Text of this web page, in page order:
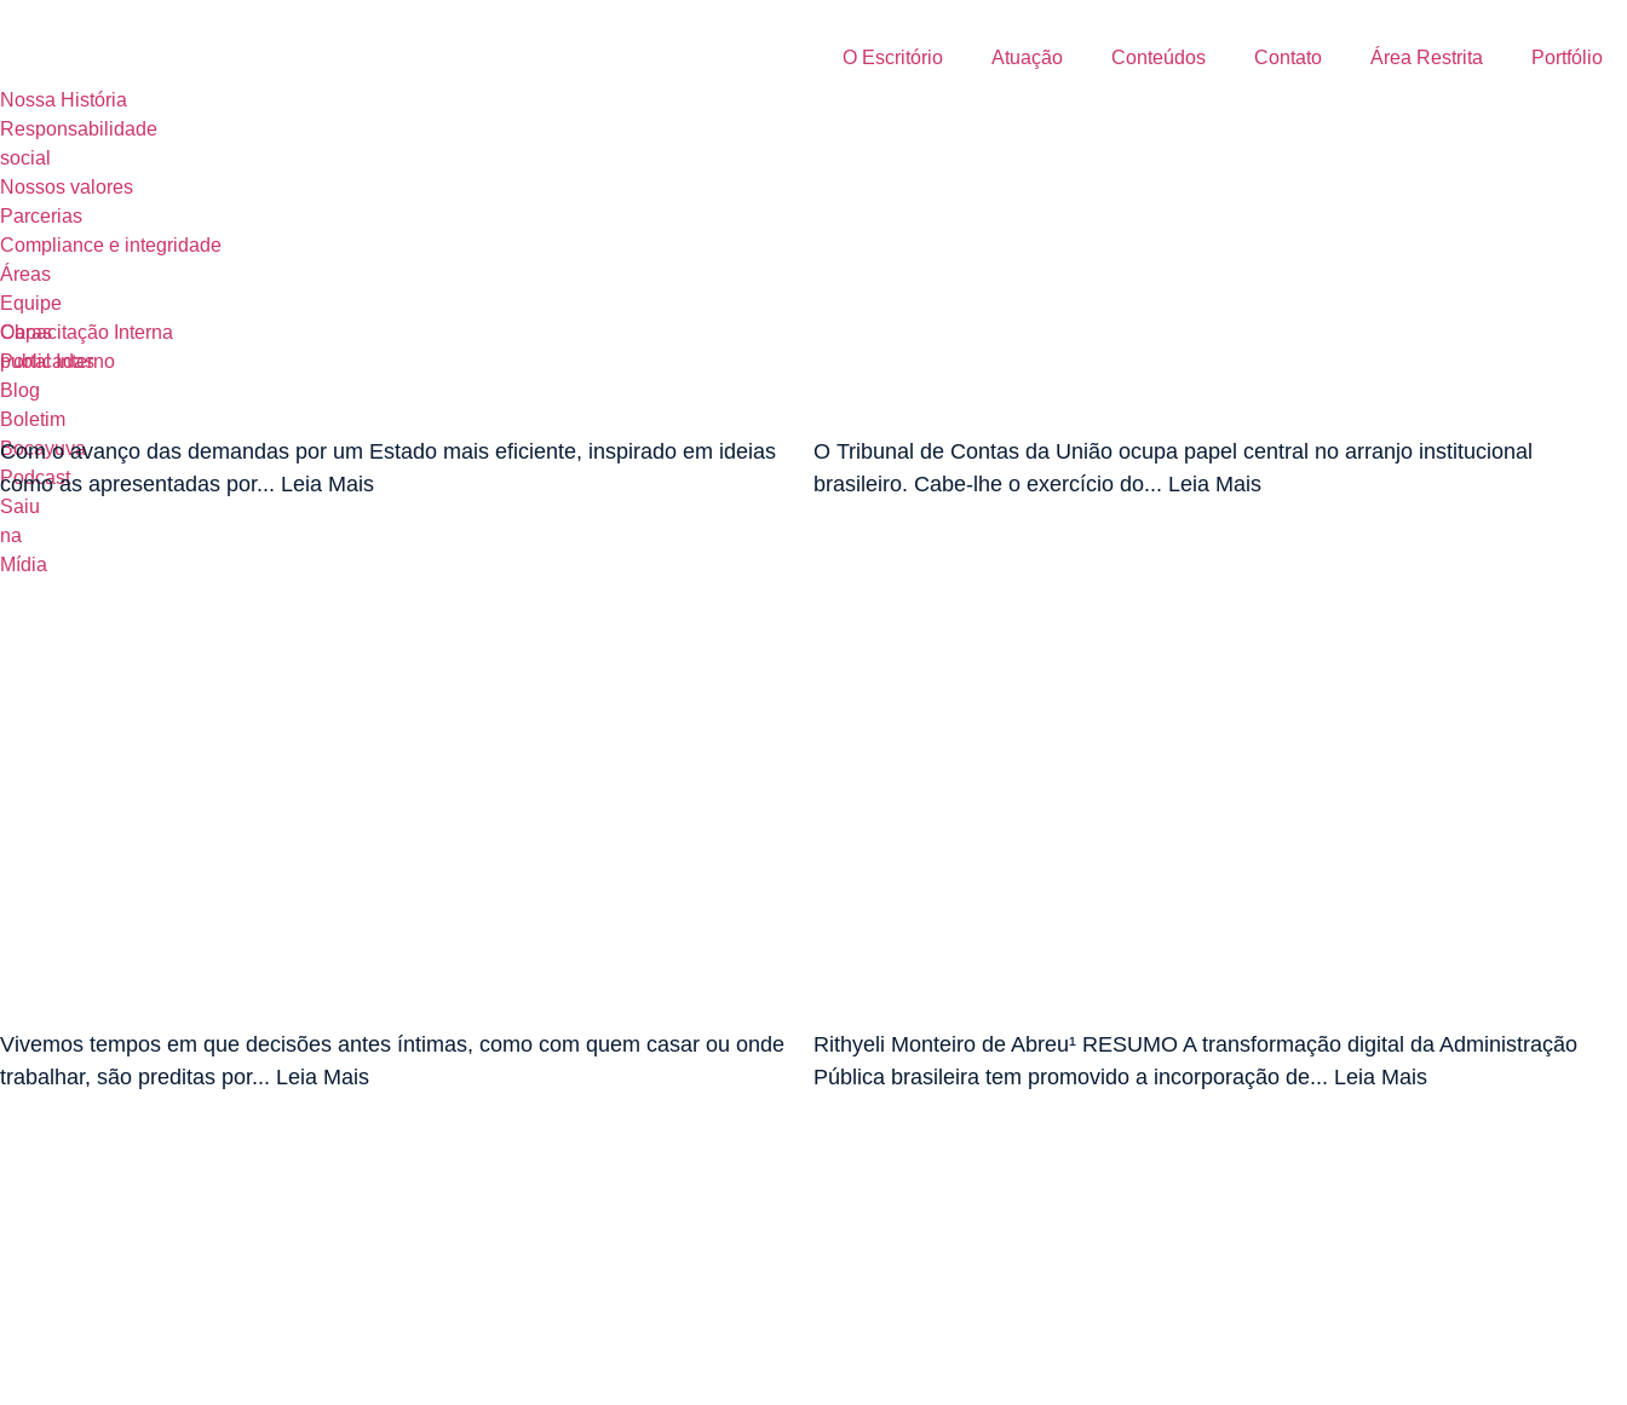
O Escritório Atuação Conteúdos Contato Área Restrita Portfólio
Nossa História
Responsabilidade
social
Nossos valores
Parcerias
Compliance e integridade
Áreas
Equipe
Obras
publicadas
Blog
Boletim
Bocayuva
Podcast
Saiu
na
Mídia
Capacitação Interna
Portal Interno
Com o avanço das demandas por um Estado mais eficiente, inspirado em ideias
como as apresentadas por... Leia Mais
O Tribunal de Contas da União ocupa papel central no arranjo institucional
brasileiro. Cabe-lhe o exercício do... Leia Mais
Vivemos tempos em que decisões antes íntimas, como com quem casar ou onde
trabalhar, são preditas por... Leia Mais
Rithyeli Monteiro de Abreu¹ RESUMO A transformação digital da Administração
Pública brasileira tem promovido a incorporação de... Leia Mais